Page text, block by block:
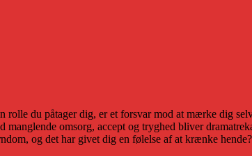
rolle du påtager dig, er et forsvar mod at mærke dig
manglende omsorg, accept og tryghed bliver
og det har givet dig en følelse af at krænke